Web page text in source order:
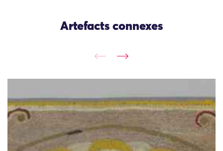
Artefacts connexes